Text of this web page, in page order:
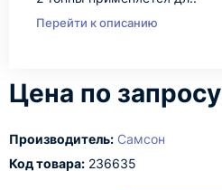
Перейти к описанию
Цена по запросу
Производитель: Самсон
Код товара: 236635